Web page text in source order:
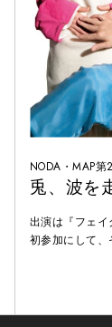
NODA・MAP
兎、波を
出演は『フェ
初参加にして
At The Kabuki
魅了した松た
となった多部